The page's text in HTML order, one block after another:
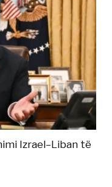
Izrael–Liban të